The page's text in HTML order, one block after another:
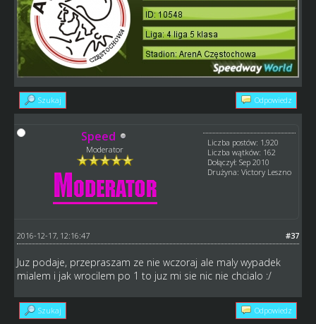
Szukaj Odpowiedz
Speed
Moderator
Liczba postów: 1,920
Liczba wątków: 162
Dołączył: Sep 2010
Drużyna: Victory Leszno
#37
2016-12-17, 12:16:47
Juz podaje, przepraszam ze nie wczoraj ale maly wypadek
mialem i jak wrocilem po 1 to juz mi sie nic nie chcialo :/
Szukaj Odpowiedz